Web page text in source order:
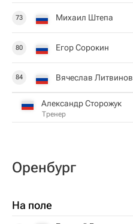
73 Михаил Штепа
80 Егор Сорокин
84 Вячеслав Литвинов
Александр Сторожук
Тренер
Оренбург
На поле